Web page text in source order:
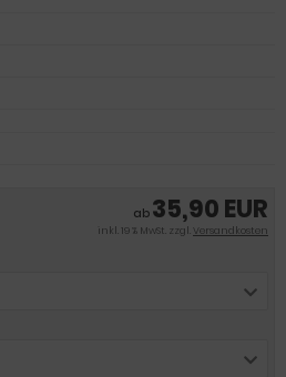
ab 35,90 EUR
inkl. 19 % MwSt. zzgl.Versandkosten